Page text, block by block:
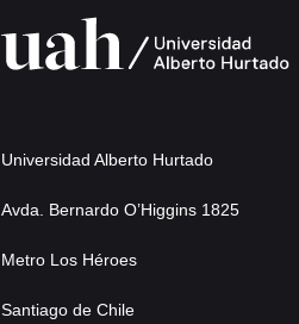
Universidad Alberto Hurtado
Avda. Bernardo O’Higgins 1825
Metro Los Héroes
Santiago de Chile